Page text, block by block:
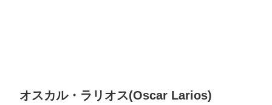
オスカル・ラリオス(Oscar Larios)